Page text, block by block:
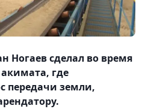
Ногаев сделал во время
где
передачи земли,